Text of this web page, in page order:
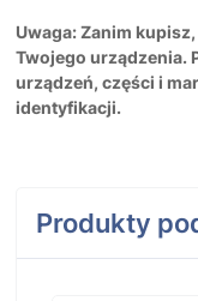
Uwaga: Zanim
Twojego urządzenia.
urządzeń, części i
identyfikacji.
Produkty